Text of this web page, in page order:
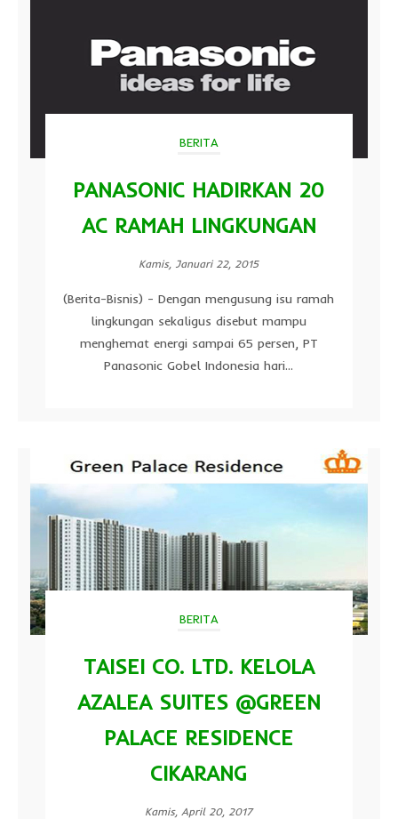
BERITA
PANASONIC HADIRKAN 20
AC RAMAH LINGKUNGAN
Kamis, Januari 22, 2015
(Berita-Bisnis) - Dengan mengusung isu ramah
lingkungan sekaligus disebut mampu
menghemat energi sampai 65 persen, PT
Panasonic Gobel Indonesia hari...
BERITA
TAISEI CO. LTD. KELOLA
AZALEA SUITES @GREEN
PALACE RESIDENCE
CIKARANG
Kamis, April 20, 2017